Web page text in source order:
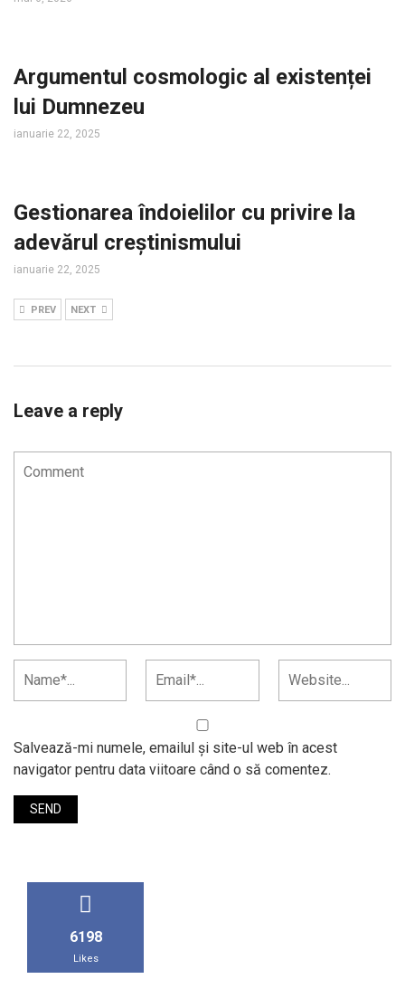
Argumentul cosmologic al existenței
lui Dumnezeu
ianuarie 22, 2025
Gestionarea îndoielilor cu privire la
adevărul creștinismului
ianuarie 22, 2025
PREV NEXT
Leave a reply
Salvează-mi numele, emailul și site-ul web în acest
navigator pentru data viitoare când o să comentez.
6198
Likes